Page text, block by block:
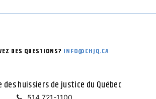
DES QUESTIONS? INFO@CHJQ.CA
des huissiers de justice du Québec
514 721-1100